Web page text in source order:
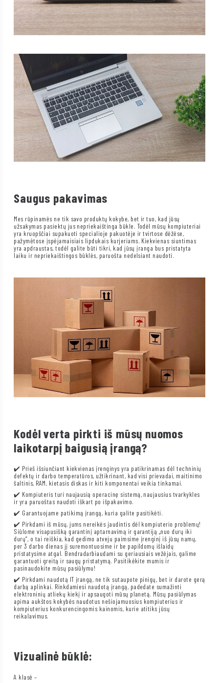
Saugus pakavimas
Mes rūpinamės ne tik savo produktų kokybe, bet ir tuo, kad jūsų
užsakymas pasiektų jus nepriekaištinga būkle. Todėl mūsų kompiuteriai
yra kruopščiai supakuoti specialioje pakuotėje ir tvirtose dėžėse,
pažymėtose įspėjamaisiais lipdukais kurjeriams. Kiekvienas siuntimas
yra apdraustas, todėl galite būti tikri, kad jūsų įranga bus pristatyta
laiku ir nepriekaištingos būklės, paruošta nedelsiant naudoti.
Kodėl verta pirkti iš mūsų nuomos
laikotarpį baigusią įrangą?
✔️ Prieš išsiunčiant kiekvienas įrenginys yra patikrinamas dėl techninių
defektų ir darbo temperatūros, užtikrinant, kad visi prievadai, maitinimo
šaltinis, RAM, kietasis diskas ir kiti komponentai veikia tinkamai.
✔️ Kompiuteris turi naujausią operacinę sistemą, naujausius tvarkykles
ir yra paruoštas naudoti iškart po išpakavimo.
✔️ Garantuojame patikimą įrangą, kuria galite pasitikėti.
✔️ Pirkdami iš mūsų, jums nereikės jaudintis dėl kompiuterio problemų!
Siūlome visapusišką garantinį aptarnavimą ir garantiją „nuo durų iki
durų“, o tai reiškia, kad gedimo atveju paimsime įrenginį iš jūsų namų,
per 3 darbo dienas jį suremontuosime ir be papildomų išlaidų
pristatysime atgal. Bendradarbiaudami su geriausiais vežėjais, galime
garantuoti greitą ir saugų pristatymą. Pasitikėkite mumis ir
pasinaudokite mūsų pasiūlymu!
✔️ Pirkdami naudotą IT įrangą, ne tik sutaupote pinigų, bet ir darote gerą
darbą aplinkai. Rinkdamiesi naudotą įrangą, padedate sumažinti
elektroninių atliekų kiekį ir apsaugoti mūsų planetą. Mūsų pasiūlymas
apima aukštos kokybės naudotus nešiojamuosius kompiuterius ir
kompiuterius konkurencingomis kainomis, kurie atitiks jūsų
reikalavimus.
Vizualinė būklė:
A klasė –